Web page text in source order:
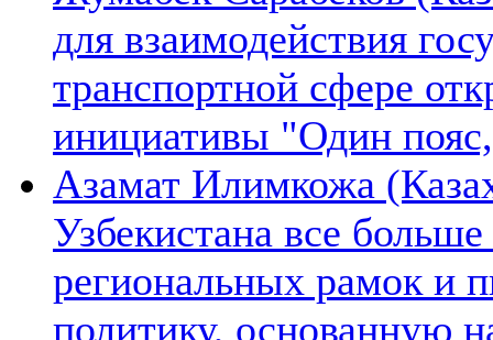
для взаимодействия
транспортной сфере
инициативы "Один
Азамат Илимкожа
Узбекистана все
региональных рамок и
политику, основанную